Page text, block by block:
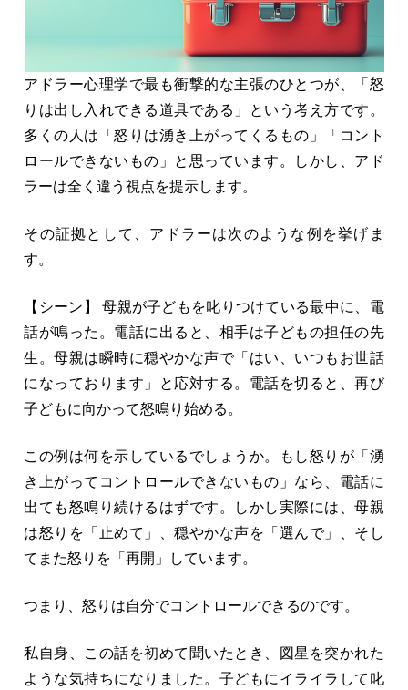
アドラー心理学で最も衝撃的な主張のひとつが、「怒
りは出し入れできる道具である」という考え方です。
多くの人は「怒りは湧き上がってくるもの」「コント
ロールできないもの」と思っています。しかし、アド
ラーは全く違う視点を提示します。
その証拠として、アドラーは次のような例を挙げま
す。
【シーン】 母親が子どもを叱りつけている最中に、電
話が鳴った。電話に出ると、相手は子どもの担任の先
生。母親は瞬時に穏やかな声で「はい、いつもお世話
になっております」と応対する。電話を切ると、再び
子どもに向かって怒鳴り始める。
この例は何を示しているでしょうか。もし怒りが「湧
き上がってコントロールできないもの」なら、電話に
出ても怒鳴り続けるはずです。しかし実際には、母親
は怒りを「止めて」、穏やかな声を「選んで」、そし
てまた怒りを「再開」しています。
つまり、怒りは自分でコントロールできるのです。
私自身、この話を初めて聞いたとき、図星を突かれた
ような気持ちになりました。子どもにイライラして叱